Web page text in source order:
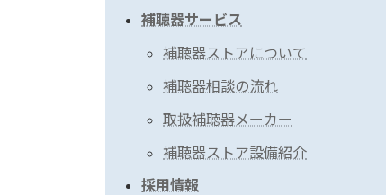
補聴器サービス
補聴器ストアについて
補聴器相談の流れ
取扱補聴器メーカー
補聴器ストア設備紹介
採用情報